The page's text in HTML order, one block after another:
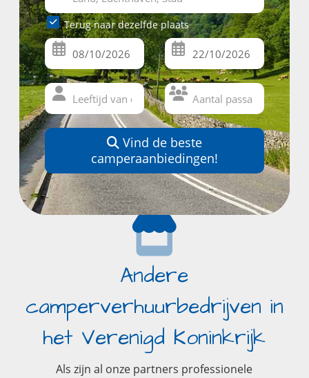
Terug naar dezelfde plaats
Vind de beste
camperaanbiedingen!
Andere
camperverhuurbedrijven in
het Verenigd Koninkrijk
Als zijn al onze partners professionele